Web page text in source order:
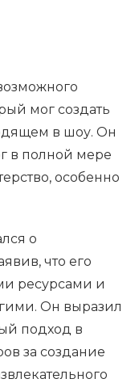
мог создать
в шоу. Он
в полной мере
особенно
о
что его
ресурсами и
Он выразил
подход в
за создание